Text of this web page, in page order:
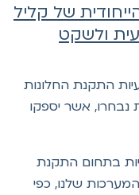
של קליל
ולשקט
התקנת החלונות
אשר יספקו
בתחום התקנת
שלנו, כפי